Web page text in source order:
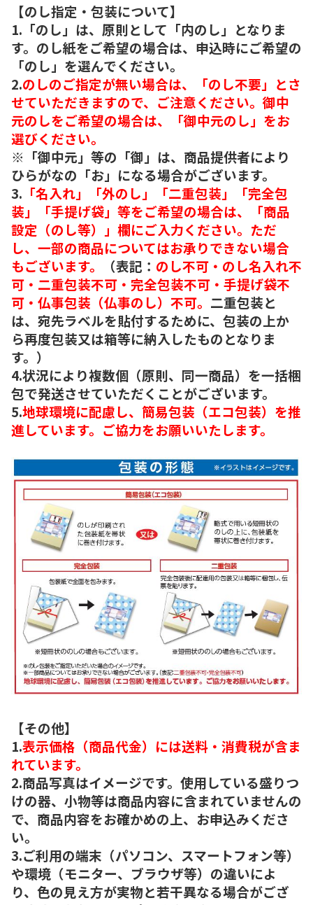
【のし指定・包装について】
1.「のし」は、原則として「内のし」となりま
す。のし紙をご希望の場合は、申込時にご希望の
「のし」を選んでください。
2.のしのご指定が無い場合は、「のし不要」とさ
せていただきますので、ご注意ください。御中
元のしをご希望の場合は、「御中元のし」をお
選びください。
※「御中元」等の「御」は、商品提供者により
ひらがなの「お」になる場合がございます。
3. 「名入れ」「外のし」「二重包装」「完全包
装」「手提げ袋」等をご希望の場合は、「商品
設定（のし等）」欄にご入力ください。ただ
し、一部の商品についてはお承りできない場合
もございます。
（表記： のし不可・のし名入れ不
可・二重包装不可・完全包装不可・手提げ袋不
可・仏事包装（仏事のし）不可。 二重包装と
は、宛先ラベルを貼付するために、包装の上か
ら再度包装又は箱等に納入したものとなりま
す。）
4.状況により複数個（原則、同一商品）を一括梱
包で発送させていただくことがございます。
5.地球環境に配慮し、簡易包装（エコ包装）を推
進しています。ご協力をお願いいたします。
【その他】
1.表示価格（商品代金）には送料・消費税が含ま
れています。
2.商品写真はイメージです。使用している盛りつ
けの器、小物等は商品内容に含まれていませんの
で、商品内容をお確かめの上、お申込みくださ
い。
3.ご利用の端末（パソコン、スマートフォン等）
や環境（モニター、ブラウザ等）の違いによ
り、色の見え方が実物と若干異なる場合がござ